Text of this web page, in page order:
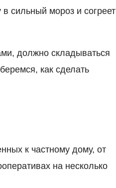
сильный мороз и согреет
должно складываться
как сделать
к частному дому, от
на несколько